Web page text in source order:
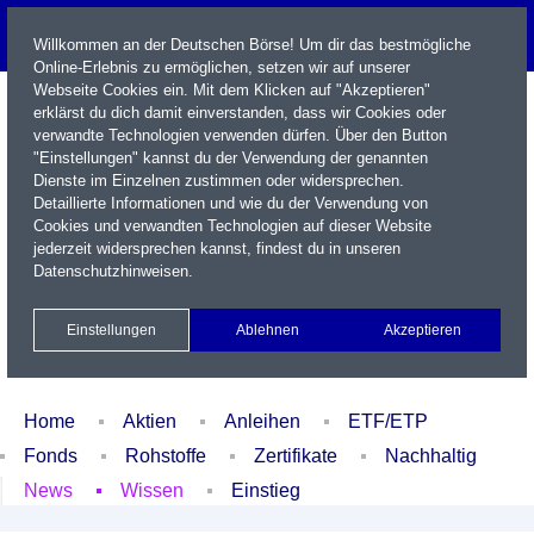
Name / WKN / ISIN / Kürzel
Xetra Realtime
Watchlist Portfolio Login
Home Aktien Anleihen
ETF/ETP
Fonds
Rohstoffe Zertifikate
Nachhaltig
News
Wissen Einstieg
Willkommen an der Deutschen Börse! Um dir das bestmögliche
Online-Erlebnis zu ermöglichen, setzen wir auf unserer
Webseite Cookies ein. Mit dem Klicken auf "Akzeptieren"
erklärst du dich damit einverstanden, dass wir Cookies oder
verwandte Technologien verwenden dürfen. Über den Button
"Einstellungen" kannst du der Verwendung der genannten
Dienste im Einzelnen zustimmen oder widersprechen.
Detaillierte Informationen und wie du der Verwendung von
Cookies und verwandten Technologien auf dieser Website
jederzeit widersprechen kannst, findest du in unseren
Datenschutzhinweisen.
Einstellungen Ablehnen Akzeptieren